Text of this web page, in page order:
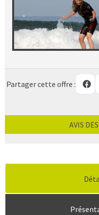
Partager cette offre :
AVIS